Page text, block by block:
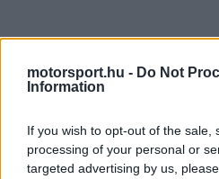
motorsport.hu - Do Not
Information
If you wish to opt-out of the sale,
processing of your personal or
targeted advertising by us,
vártak
A Ferrari az új elemekben